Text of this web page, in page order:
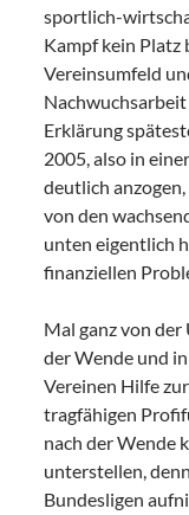
sportlich-
Kampf kein Platz
Vereinsumfeld
Erklärung
2005, also in
deutlich
von den
unten eigentlich
finanziellen
Mal ganz von der
der Wende und
Vereinen Hilfe
tragfähigen
nach der Wende
unterstellen,
Bundesligen